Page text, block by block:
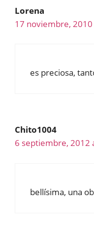
Lorena
17 noviembre, 2010
es preciosa,
Chito1004
6 septiembre, 2012
bellísima, una